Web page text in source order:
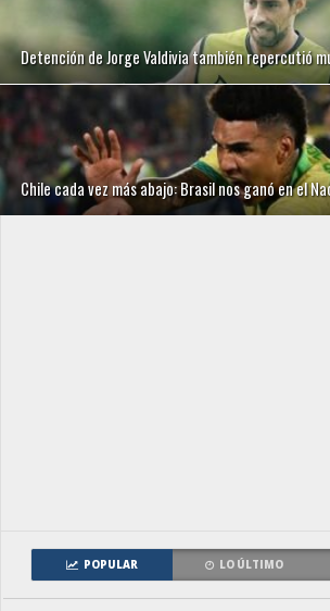
Detención de Jorge Valdivia también repercutió
Chile cada vez más abajo: Brasil nos ganó en el
POPULAR LO ÚLTIMO